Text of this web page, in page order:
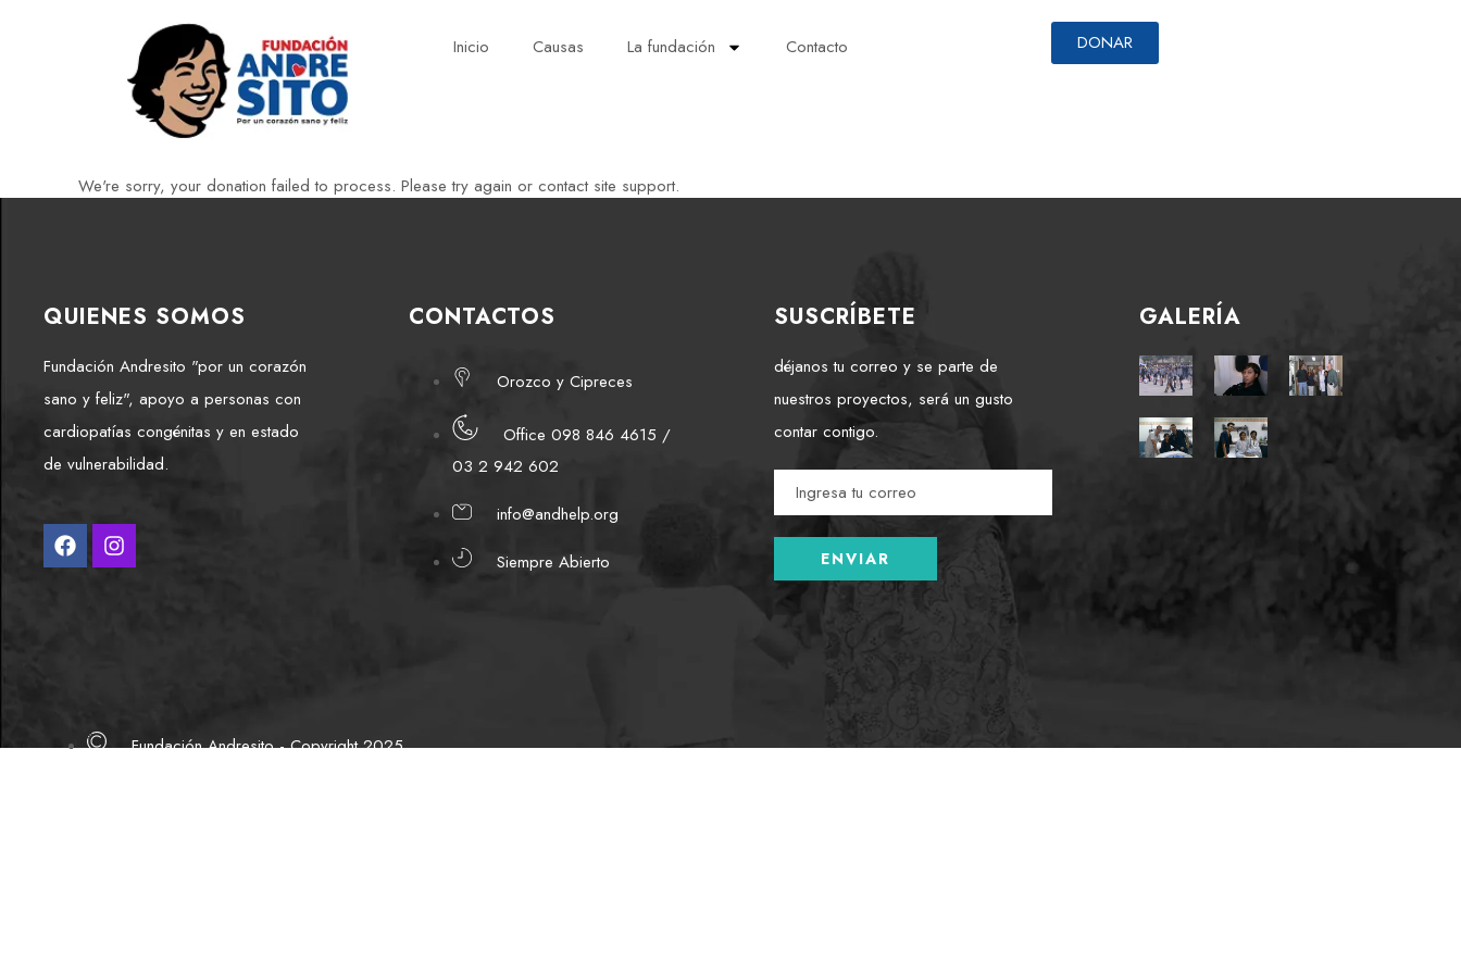
Inicio Causas La fundación Contacto DONAR
We're sorry, your donation failed to process. Please try again or contact site support.
QUIENES SOMOS
Fundación Andresito "por un corazón
sano y feliz", apoyo a personas con
cardiopatías congénitas y en estado
de vulnerabilidad.
CONTACTOS
Orozco y Cipreces
Office 098 846 4615 /
03 2 942 602
info@andhelp.org
Siempre Abierto
SUSCRÍBETE
déjanos tu correo y se parte de
nuestros proyectos, será un gusto
contar contigo.
GALERÍA
Fundación Andresito - Copyright 2025